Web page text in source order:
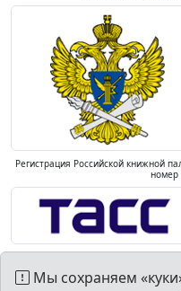
Регистрация Российской книжной
номер
Мы сохраняем